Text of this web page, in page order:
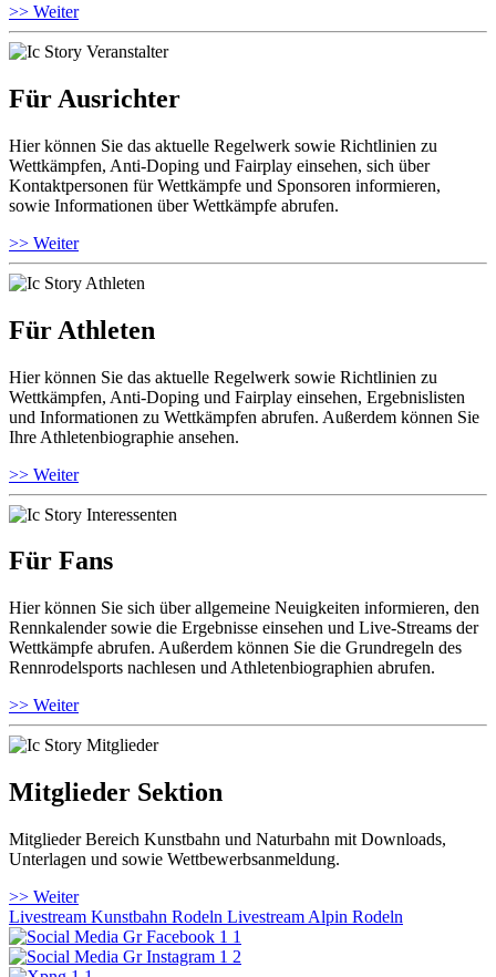
>> Weiter
Für Ausrichter
Hier können Sie das aktuelle Regelwerk sowie Richtlinien zu
Wettkämpfen, Anti-Doping und Fairplay einsehen, sich über
Kontaktpersonen für Wettkämpfe und Sponsoren informieren,
sowie Informationen über Wettkämpfe abrufen.
>> Weiter
Für Athleten
Hier können Sie das aktuelle Regelwerk sowie Richtlinien zu
Wettkämpfen, Anti-Doping und Fairplay einsehen, Ergebnislisten
und Informationen zu Wettkämpfen abrufen. Außerdem können Sie
Ihre Athletenbiographie ansehen.
>> Weiter
Für Fans
Hier können Sie sich über allgemeine Neuigkeiten informieren, den
Rennkalender sowie die Ergebnisse einsehen und Live-Streams der
Wettkämpfe abrufen. Außerdem können Sie die Grundregeln des
Rennrodelsports nachlesen und Athletenbiographien abrufen.
>> Weiter
Mitglieder Sektion
Mitglieder Bereich Kunstbahn und Naturbahn mit Downloads,
Unterlagen und sowie Wettbewerbsanmeldung.
>> Weiter
Livestream Kunstbahn Rodeln Livestream Alpin Rodeln